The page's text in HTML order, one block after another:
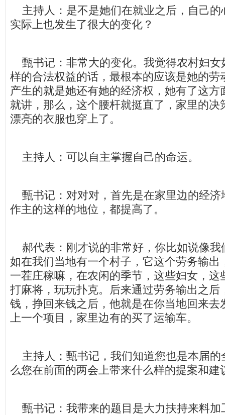
主持人：是不是她们在就业之后，自己的
实际上也发生了很大的变化？
甄书记：非常大的变化。我觉得农村妇女
样的合法权益的话，最根本的应该是她的劳
产生的就是她还有她的经济权，她有了这方
就讲，那么，这个腰杆就挺直了，家里的决
漂亮的衣服也穿上了。
主持人：可以自主掌握自己的命运。
甄书记：对对对，首先是在家里边的经济
作主的这样的地位，都提高了。
郝代表：刚才说的非常好，你比如说像我
如在我们当地有一个村子，它这个劳务输出
一茬庄稼嘛，在农闲的季节，这些妇女，这
打麻将，玩玩扑克。后来通过劳务输出之后
钱，挣回来钱之后，他就是在你当地回来去
上一个项目，家里边有的买了运输车。
主持人：甄书记，我们知道您也是本届的
么您在前面的两会上带来什么样的提案和建
甄书记：我带来的题目是大力扶持来料加